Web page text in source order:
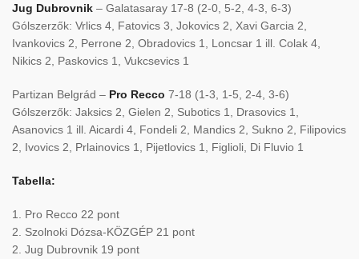
Jug Dubrovnik – Galatasaray 17-8 (2-0, 5-2, 4-3, 6-3)
Gólszerzők: Vrlics 4, Fatovics 3, Jokovics 2, Xavi Garcia 2,
Ivankovics 2, Perrone 2, Obradovics 1, Loncsar 1 ill. Colak 4,
Nikics 2, Paskovics 1, Vukcsevics 1
Partizan Belgrád – Pro Recco 7-18 (1-3, 1-5, 2-4, 3-6)
Gólszerzők: Jaksics 2, Gielen 2, Subotics 1, Drasovics 1,
Asanovics 1 ill. Aicardi 4, Fondeli 2, Mandics 2, Sukno 2, Filipovics
2, Ivovics 2, Prlainovics 1, Pijetlovics 1, Figlioli, Di Fluvio 1
Tabella:
1. Pro Recco 22 pont
2. Szolnoki Dózsa-KÖZGÉP 21 pont
2. Jug Dubrovnik 19 pont